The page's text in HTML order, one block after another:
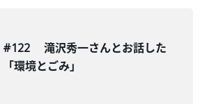
#122 滝沢秀一さんとお話した
「環境とごみ」